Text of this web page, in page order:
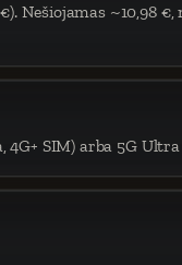
Nešiojamas ~10,98 €,
SIM) arba 5G Ultra